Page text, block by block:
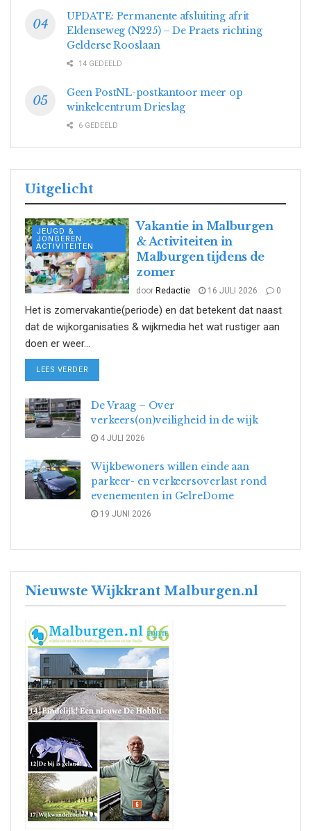
UPDATE: Permanente afsluiting afrit
Eldenseweg (N225) – De Praets richting
Gelderse Rooslaan
14 GEDEELD
Geen PostNL-postkantoor meer op
winkelcentrum Drieslag
6 GEDEELD
Uitgelicht
JEUGD &
JONGEREN
ACTIVITEITEN
Vakantie in Malburgen
& Activiteiten in
Malburgen tijdens de
zomer
door Redactie 16 JULI 2026 0
Het is zomervakantie(periode) en dat betekent dat naast
dat de wijkorganisaties & wijkmedia het wat rustiger aan
doen er weer...
LEES VERDER
De Vraag – Over
verkeers(on)veiligheid in de wijk
4 JULI 2026
Wijkbewoners willen einde aan
parkeer- en verkeersoverlast rond
evenementen in GelreDome
19 JUNI 2026
Nieuwste Wijkkrant Malburgen.nl